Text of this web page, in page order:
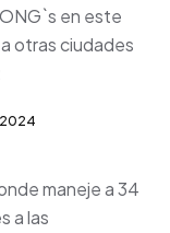
en este
otras ciudades
maneje a 34
a las